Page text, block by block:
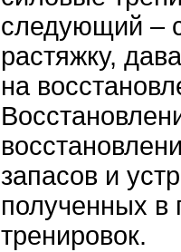
следующий –
растяжку,
на
запасов и
полученных в
тренировок.